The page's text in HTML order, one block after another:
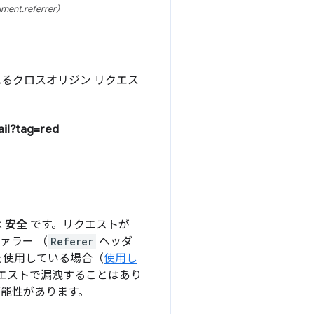
）
クロスオリジン リクエス
安全 です。リクエストが
ラー （ Referer ヘッダ
用している場合（使用し
ストで漏洩することはあり
性があります。